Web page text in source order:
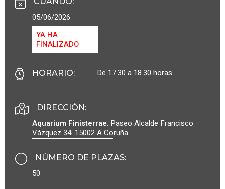
05/06/2026
YA HA
FINALIZADO
HORARIO: De 17.30 a 18.30 horas
DIRECCIÓN:
Aquarium Finisterrae. Paseo Alcalde Francisco
Vázquez 34.15002A Coruña
NÚMERO DE PLAZAS:
50